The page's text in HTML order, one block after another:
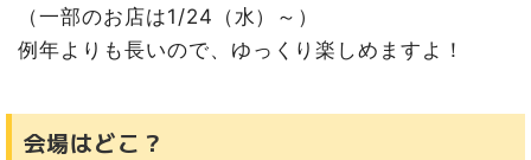
（一部のお店は1/24（水）～）
例年よりも長いので、ゆっくり楽しめますよ！
会場はどこ？